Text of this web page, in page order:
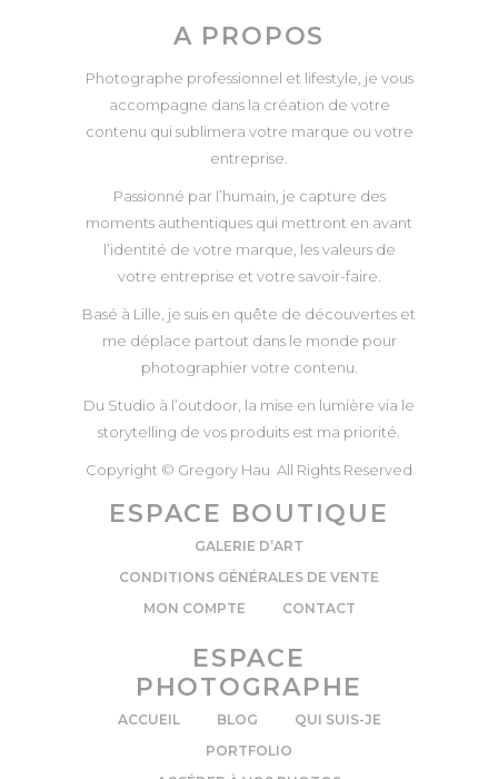
A PROPOS
Photographe professionnel et lifestyle, je vous
accompagne dans la création de votre
contenu qui sublimera votre marque ou votre
entreprise.
Passionné par l’humain, je capture des
moments authentiques qui mettront en avant
l’identité de votre marque, les valeurs de
votre entreprise et votre savoir-faire.
Basé à Lille, je suis en quête de découvertes et
me déplace partout dans le monde pour
photographier votre contenu.
Du Studio à l’outdoor, la mise en lumière via le
storytelling de vos produits est ma priorité.
Copyright © Gregory Hau All Rights Reserved
ESPACE BOUTIQUE
GALERIE D’ART
CONDITIONS GÉNÉRALES DE VENTE
MON COMPTE
CONTACT
ESPACE
PHOTOGRAPHE
ACCUEIL BLOG
QUI SUIS-JE
PORTFOLIO